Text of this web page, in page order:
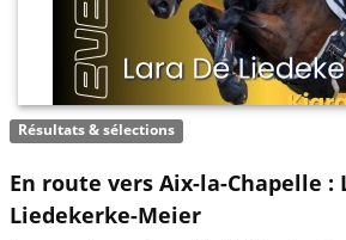
Résultats & sélections
En route vers Aix-la-Chapelle :
Liedekerke-Meier